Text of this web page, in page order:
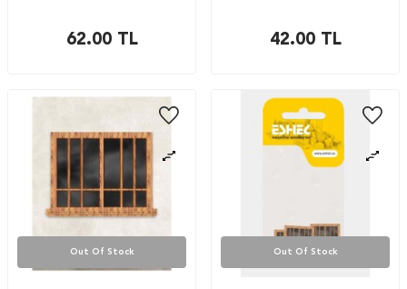
62.00TL 42.00TL
Out Of Stock Out Of Stock